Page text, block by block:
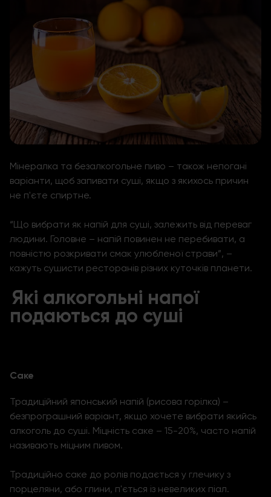
Мінералка та безалкогольне пиво – також непогані
варіанти, щоб запивати суші, якщо з якихось причин
не п'єте спиртне.
“Що вибрати як напій для суші, залежить від переваг
людини. Головне – напій повинен не перебивати, а
повністю розкривати смак улюбленої страви”, –
кажуть сушисти ресторанів різних куточків планети.
Які алкогольні напої
подаються до суші
Саке
Традиційний японський напій (рисова горілка) –
безпрограшний варіант, якщо хочете вибрати якийсь
алкоголь до суші. Міцність саке – 15-20%, часто напій
називають міцним пивом.
Традиційно саке до ролів подається у глечику з
порцеляни, або глини, п'ється із невеликих піал.